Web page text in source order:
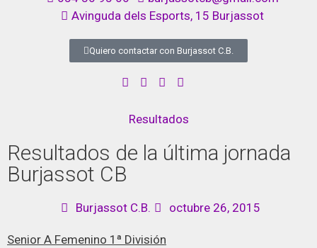
Quiero contactar con Burjassot C.B.
Avinguda dels Esports, 15 Burjassot
Resultados
Resultados de la última jornada
Burjassot CB
Burjassot C.B. octubre 26, 2015
Senior A Femenino 1ª División